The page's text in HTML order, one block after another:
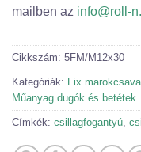
mailben az info@roll-
Cikkszám: 5FM/M12x30
Kategóriák: Fix
Műanyag dugók és betétek
Címkék: csillagfogantyú,